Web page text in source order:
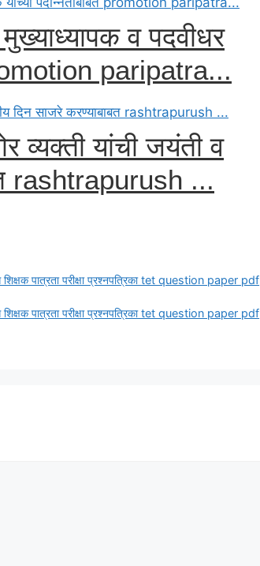
व पदवीधर
paripatra...
व्यक्ती यांची जयंती व
rashtrapurush ...
पात्रता परीक्षा प्रश्नपत्रिका tet question paper pdf
पात्रता परीक्षा प्रश्नपत्रिका tet question paper pdf